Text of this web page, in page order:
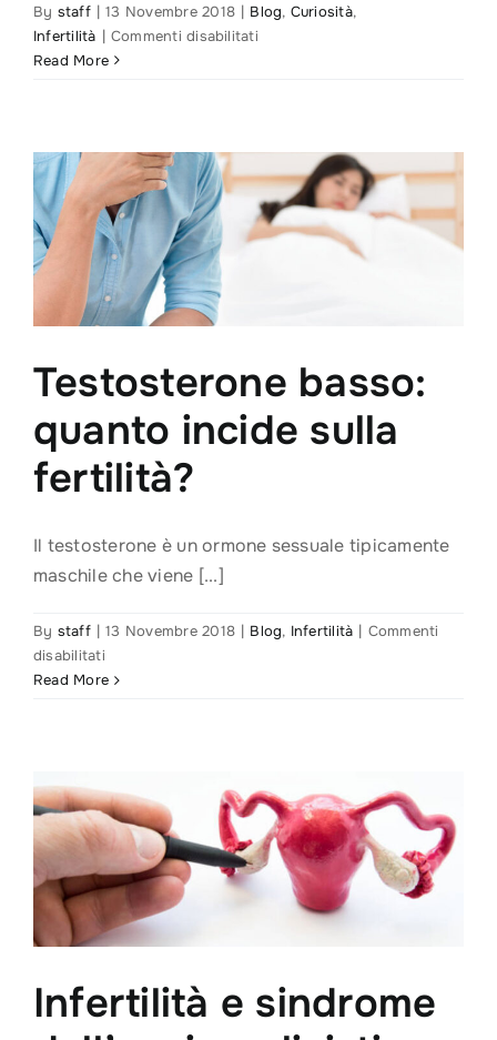
By staff | 13 Novembre 2018 | Blog, Curiosità,
Infertilità | Commenti disabilitatisu
fertilità
maschile
Read More
Testosterone basso:
quanto incide sulla
fertilità?
Il testosterone è un ormone sessuale tipicamente
maschile che viene [...]
By staff | 13 Novembre 2018 | Blog, Infertilità | Commenti
disabilitatisu
Testosterone
fertilità?
Read More
Infertilità e sindrome